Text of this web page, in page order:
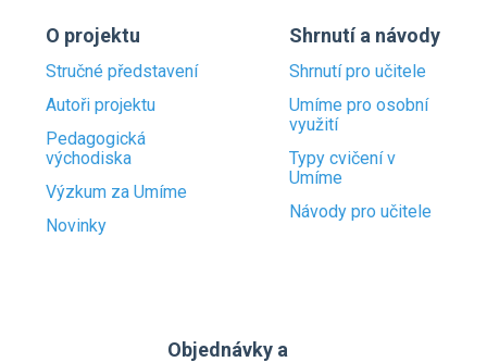
O projektu
Stručné představení
Autoři projektu
Pedagogická
východiska
Výzkum za Umíme
Novinky
Shrnutí a návody
Shrnutí pro učitele
Umíme pro osobní
využití
Typy cvičení v
Umíme
Návody pro učitele
Objednávky a